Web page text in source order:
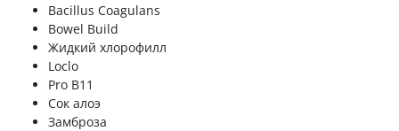
Bacillus Coagulans
Bowel Build
Жидкий хлорофилл
Loclo
Pro B11
Сок алоэ
Замброза